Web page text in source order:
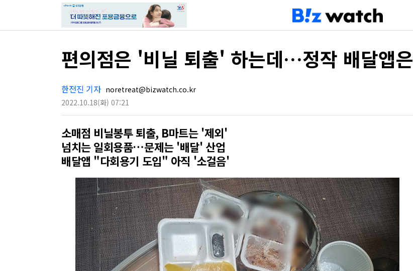
편의점은 '비닐 퇴출' 하는데…정작 배달앱은
한전진 기자 noretreat@bizwatch.co.kr
2022.10.18(화) 07:21
소매점 비닐봉투 퇴출, B마트는 '제외'
넘치는 일회용품…문제는 '배달' 산업
배달앱 "다회용기 도입" 아직 '소걸음'